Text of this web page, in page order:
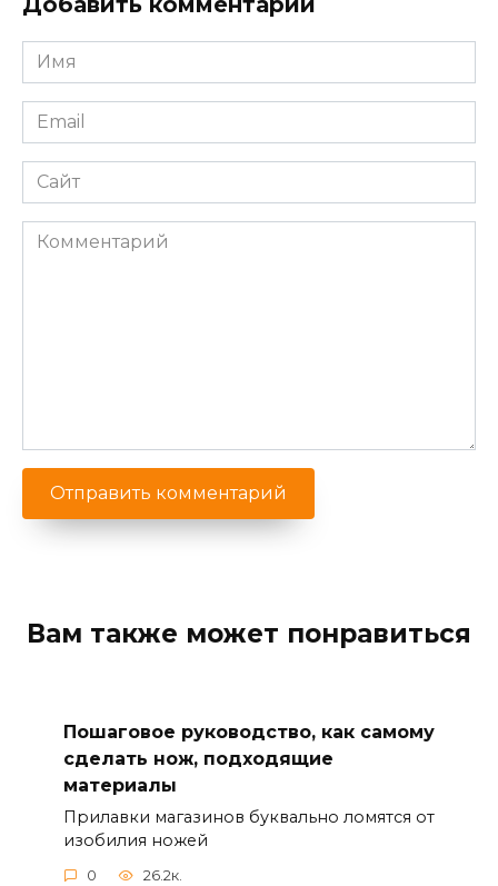
Имя
*
Email
*
Сайт
Комментарий
Вам также может понравиться
Пошаговое руководство, как самому
сделать нож, подходящие
материалы
Прилавки магазинов буквально ломятся от
изобилия ножей
0 26.2к.